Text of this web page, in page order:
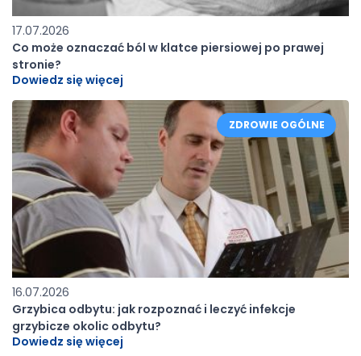
17.07.2026
Co może oznaczać ból w klatce piersiowej po prawej
stronie?
Dowiedz się więcej
16.07.2026
Grzybica odbytu: jak rozpoznać i leczyć infekcje
grzybicze okolic odbytu?
Dowiedz się więcej
ZDROWIE OGÓLNE